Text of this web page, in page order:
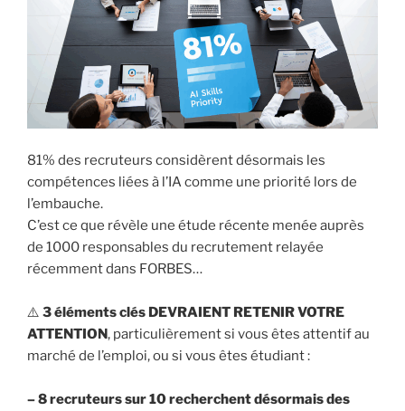
81% des recruteurs considèrent désormais les
compétences liées à l’IA comme une priorité lors de
l’embauche.
C’est ce que révèle une étude récente menée auprès
de 1000 responsables du recrutement relayée
récemment dans FORBES…
⚠️ 3 éléments clés DEVRAIENT RETENIR VOTRE
ATTENTION, particulièrement si vous êtes attentif au
marché de l’emploi, ou si vous êtes étudiant :
– 8 recruteurs sur 10 recherchent désormais des